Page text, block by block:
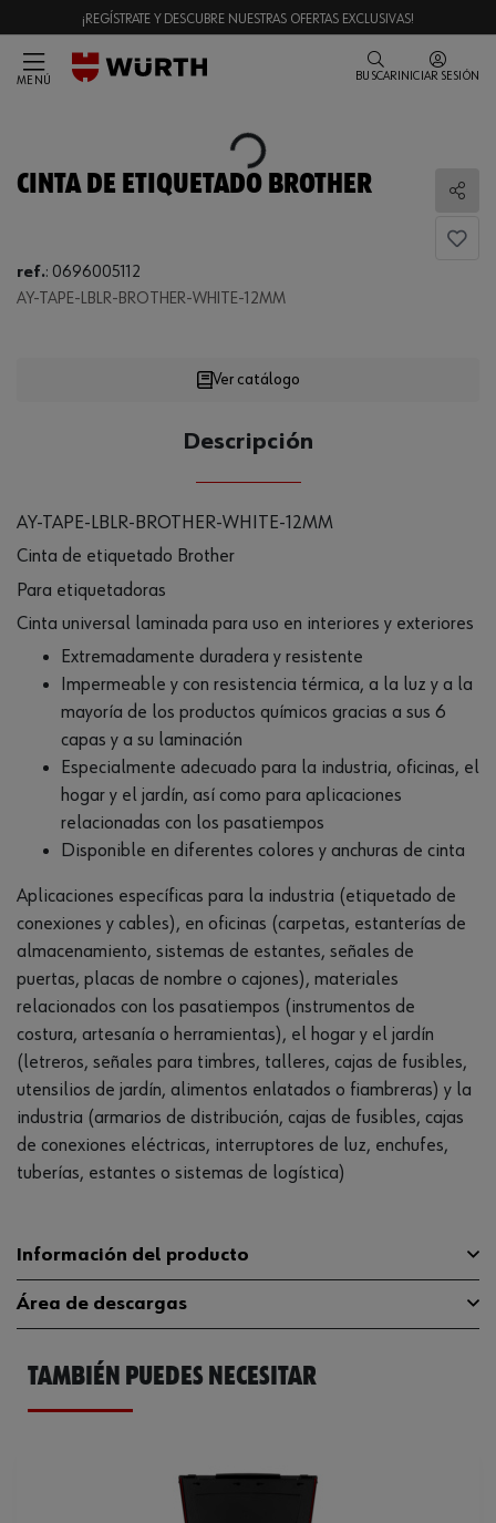
¡REGÍSTRATE Y DESCUBRE NUESTRAS OFERTAS EXCLUSIVAS!
MENÚ BUSCAR INICIAR SESIÓN
Loading...
CINTA DE ETIQUETADO BROTHER
ref.: 0696005112
AY-TAPE-LBLR-BROTHER-WHITE-12MM
Loading...
Ver catálogo
Descripción
AY-TAPE-LBLR-BROTHER-WHITE-12MM
Cinta de etiquetado Brother
Para etiquetadoras
Cinta universal laminada para uso en interiores y exteriores
Extremadamente duradera y resistente
Impermeable y con resistencia térmica, a la luz y a la
mayoría de los productos químicos gracias a sus 6
capas y a su laminación
Especialmente adecuado para la industria, oficinas, el
hogar y el jardín, así como para aplicaciones
relacionadas con los pasatiempos
Disponible en diferentes colores y anchuras de cinta
Aplicaciones específicas para la industria (etiquetado de
conexiones y cables), en oficinas (carpetas, estanterías de
almacenamiento, sistemas de estantes, señales de
puertas, placas de nombre o cajones), materiales
relacionados con los pasatiempos (instrumentos de
costura, artesanía o herramientas), el hogar y el jardín
(letreros, señales para timbres, talleres, cajas de fusibles,
utensilios de jardín, alimentos enlatados o fiambreras) y la
industria (armarios de distribución, cajas de fusibles, cajas
de conexiones eléctricas, interruptores de luz, enchufes,
tuberías, estantes o sistemas de logística)
Información del producto
Color de la cinta Blanco
Color de la fuente Negro
Peso del producto (por artículo) 36.000 g
Área de descargas
Catálogo General 0696005112
TAMBIÉN PUEDES NECESITAR